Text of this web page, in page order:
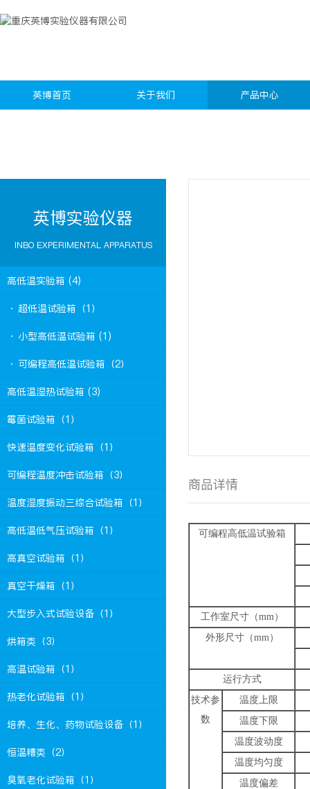
英博首页 关于我们 产品中心
英博实验仪器
INBO EXPERIMENTAL APPARATUS
高低温实验箱 (4)
· 超低温试验箱（1）
· 小型高低温试验箱 (1)
· 可编程高低温试验箱（2）
高低温湿热试验箱 (3)
霉菌试验箱（1）
快速温度变化试验箱（1）
可编程温度冲击试验箱（3）
温度湿度振动三综合试验箱（1）
高低温低气压试验箱（1）
高真空试验箱（1）
真空干燥箱（1）
大型步入式试验设备（1）
烘箱类（3）
高温试验箱（1）
热老化试验箱（1）
培养、生化、药物试验设备（1）
恒温糟类（2）
臭氧老化试验箱（1）
商品详情
可编程高低温试验箱
工作室尺寸（mm）
外形尺寸（mm）
运行方式
技术参
数
温度上限
温度下限
温度波动度
温度均匀度
温度偏差